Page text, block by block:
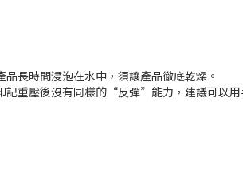
長時間浸泡在水中，須讓產品徹底乾燥。
記重壓後沒有同樣的“反彈”能力，建議可以用